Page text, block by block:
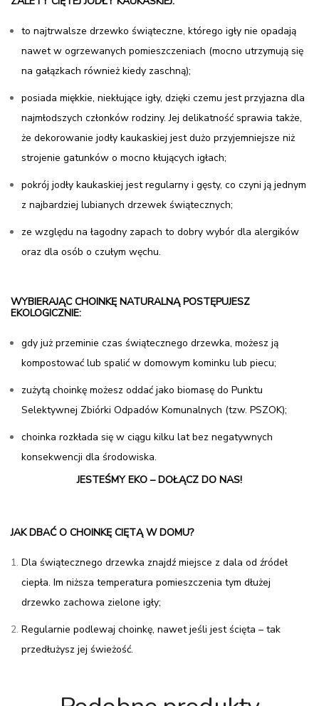
to najtrwalsze drzewko świąteczne, którego igły nie opadają
nawet w ogrzewanych pomieszczeniach (mocno utrzymują się
na gałązkach również kiedy zaschną);
posiada miękkie, niekłujące igły, dzięki czemu jest przyjazna dla
najmłodszych członków rodziny. Jej delikatność sprawia także,
że dekorowanie jodły kaukaskiej jest dużo przyjemniejsze niż
strojenie gatunków o mocno kłujących igłach;
pokrój jodły kaukaskiej jest regularny i gęsty, co czyni ją jednym
z najbardziej lubianych drzewek świątecznych;
ze względu na łagodny zapach to dobry wybór dla alergików
oraz dla osób o czułym węchu.
WYBIERAJĄC CHOINKĘ NATURALNĄ POSTĘPUJESZ
EKOLOGICZNIE:
gdy już przeminie czas świątecznego drzewka, możesz ją
kompostować lub spalić w domowym kominku lub piecu;
zużytą choinkę możesz oddać jako biomasę do Punktu
Selektywnej Zbiórki Odpadów Komunalnych (tzw. PSZOK);
choinka rozkłada się w ciągu kilku lat bez negatywnych
konsekwencji dla środowiska.
JESTEŚMY EKO – DOŁĄCZ DO NAS!
JAK DBAĆ O CHOINKĘ CIĘTĄ W DOMU?
Dla świątecznego drzewka znajdź miejsce z dala od źródeł
ciepła. Im niższa temperatura pomieszczenia tym dłużej
drzewko zachowa zielone igły;
Regularnie podlewaj choinkę, nawet jeśli jest ścięta – tak
przedłużysz jej świeżość.